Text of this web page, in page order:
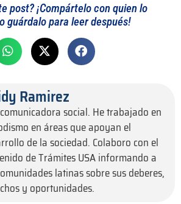
post? ¡Compártelo con quien lo
guárdalo para leer después!
Ramirez
social. He trabajado en
en áreas que apoyan el
de la sociedad. Colaboro con el
de Trámites USA informando a
latinas sobre sus deberes,
y oportunidades.